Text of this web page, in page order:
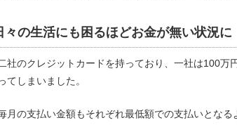
々の生活にも困るほどお金が無い状況に
社のクレジットカードを持っており、一社は100万
てしまいました。
月の支払い金額もそれぞれ最低額での支払いとなる